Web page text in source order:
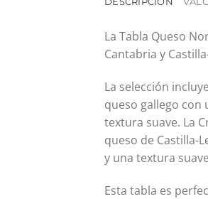
La Tabla Queso
Cantabria y
La selección
queso gallego con
textura suave. La
queso de Castilla-
y una textura
Esta tabla es